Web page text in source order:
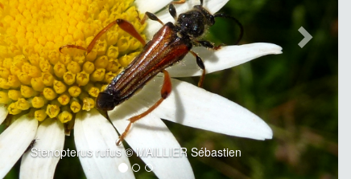
Stenopterus rufus © MAILLIER Sébastien